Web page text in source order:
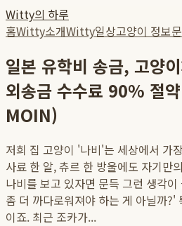
Witty의 하루
홈Witty소개Witty일상고양이 정보
일본 유학비 송금, 고양
외송금 수수료 90% 절
MOIN)
저희 집 고양이 '나비'는 세상에서 가
사료 한 알, 츄르 한 방울에도 자기만
나비를 보고 있자면 문득 그런 생각
좀 더 까다로워져야 하는 게 아닐까?'
이죠. 최근 조카가...